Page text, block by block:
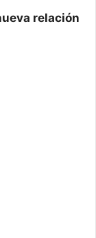
relación